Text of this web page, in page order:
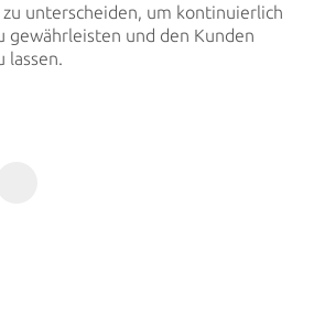
unterscheiden, um kontinuierlich
gewährleisten und den Kunden